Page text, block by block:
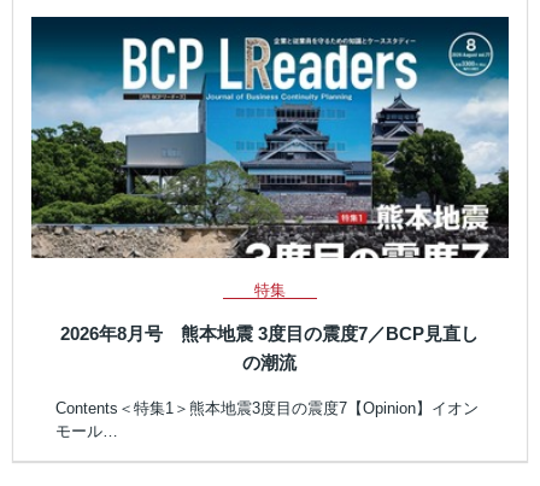
特集
2026年8月号 熊本地震 3度目の震度7／BCP見直し
の潮流
Contents＜特集1＞熊本地震3度目の震度7【Opinion】イオン
モール…